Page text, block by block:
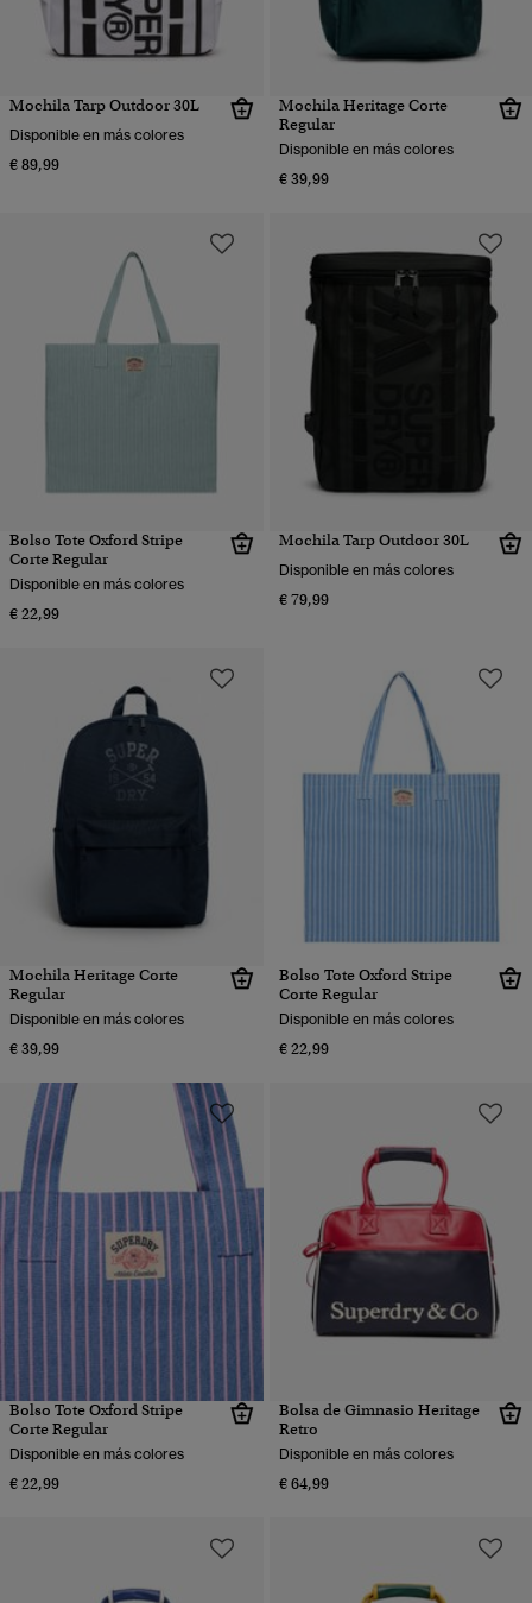
Mochila Tarp Outdoor 30L
Disponible en más colores
€ 89,99
Mochila Heritage Corte
Regular
Disponible en más colores
€ 39,99
Bolso Tote Oxford Stripe
Corte Regular
Disponible en más colores
€ 22,99
Mochila Tarp Outdoor 30L
Disponible en más colores
€ 79,99
Mochila Heritage Corte
Regular
Disponible en más colores
€ 39,99
Bolso Tote Oxford Stripe
Corte Regular
Disponible en más colores
€ 22,99
Bolso Tote Oxford Stripe
Corte Regular
Disponible en más colores
€ 22,99
Bolsa de Gimnasio Heritage
Retro
Disponible en más colores
€ 64,99